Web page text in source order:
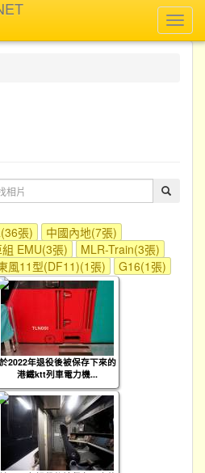
張)
中國內地(7張)
EMU(3張)
MLR-Train(3張)
風11型(DF11)(1張) G16(1張)
於2022年退役後被保存下來的
港鐵ktt列車電力機...